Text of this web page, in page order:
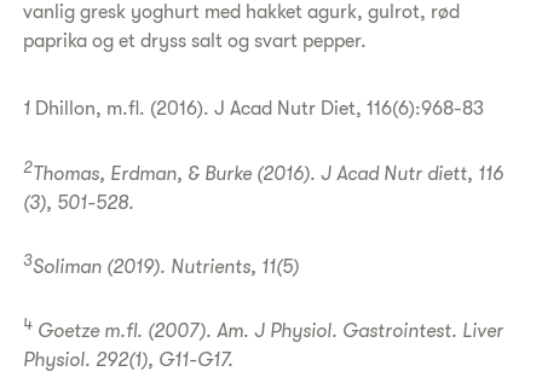
vanlig gresk yoghurt med hakket agurk, gulrot, rød
paprika og et dryss salt og svart pepper.
1 Dhillon, m.fl. (2016). J Acad Nutr Diet, 116(6):968-83
2Thomas, Erdman, & Burke (2016). J Acad Nutr diett, 116
(3), 501-528.
3Soliman (2019). Nutrients, 11(5)
4 Goetze m.fl. (2007). Am. J Physiol. Gastrointest. Liver
Physiol. 292(1), G11-G17.